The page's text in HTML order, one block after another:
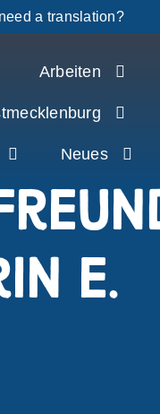
a translation?
Arbeiten
Neues
e.